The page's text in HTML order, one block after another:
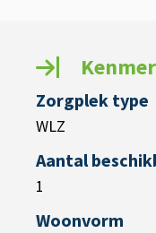
Zorgplek type
WLZ
Aantal
1
Woonvorm